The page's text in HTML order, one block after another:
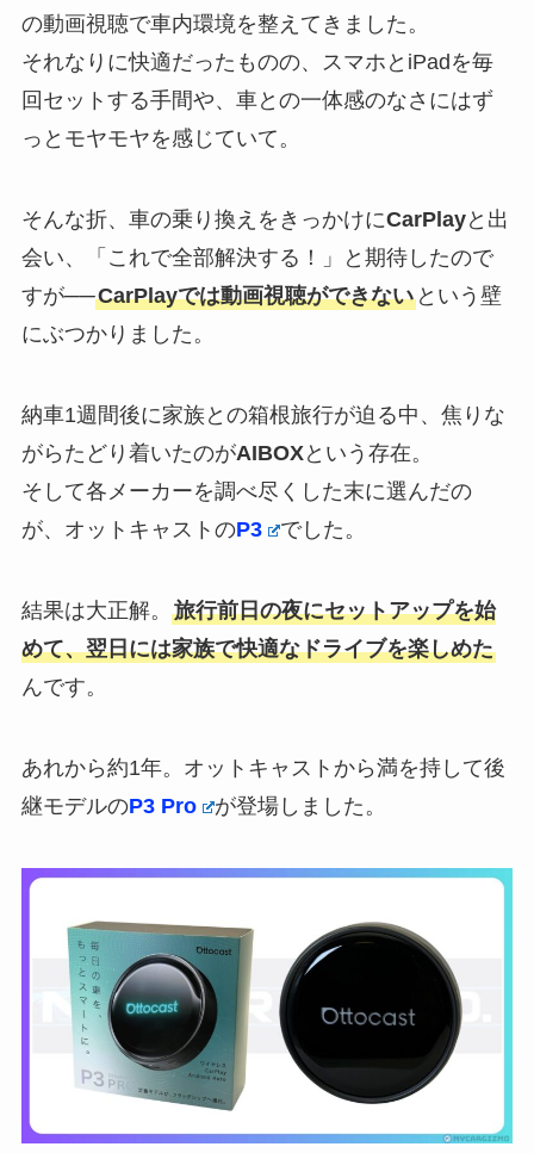
の動画視聴で車内環境を整えてきました。
それなりに快適だったものの、スマホとiPadを毎
回セットする手間や、車との一体感のなさにはず
っとモヤモヤを感じていて。
そんな折、車の乗り換えをきっかけにCarPlayと出
会い、「これで全部解決する！」と期待したので
すが──CarPlayでは動画視聴ができないという壁
にぶつかりました。
納車1週間後に家族との箱根旅行が迫る中、焦りな
がらたどり着いたのがAIBOXという存在。
そして各メーカーを調べ尽くした末に選んだの
が、オットキャストのP3 でした。
結果は大正解。 旅行前日の夜にセットアップを始
めて、翌日には家族で快適なドライブを楽しめた
んです。
あれから約1年。オットキャストから満を持して後
継モデルのP3 Pro が登場しました。